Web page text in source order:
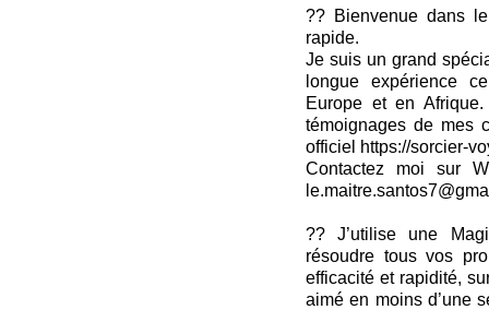
?? Bienvenue dans
rapide.
Je suis un grand
longue expérience
Europe et en
témoignages de mes
officiel https://sorcier-
Contactez moi sur
?? J’utilise une
résoudre tous vos
efficacité et rapidité,
aimé en moins d’une